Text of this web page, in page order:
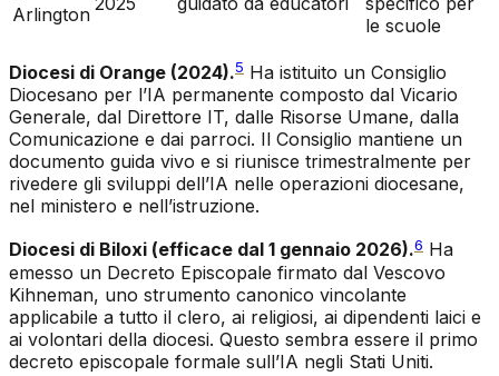
Arlington
le scuole
Diocesi di Orange (2024).5 Ha istituito un Consiglio
Diocesano per l’IA permanente composto dal Vicario
Generale, dal Direttore IT, dalle Risorse Umane, dalla
Comunicazione e dai parroci. Il Consiglio mantiene un
documento guida vivo e si riunisce trimestralmente per
rivedere gli sviluppi dell’IA nelle operazioni diocesane,
nel ministero e nell’istruzione.
Diocesi di Biloxi (efficace dal 1 gennaio 2026).6 Ha
emesso un Decreto Episcopale firmato dal Vescovo
Kihneman, uno strumento canonico vincolante
applicabile a tutto il clero, ai religiosi, ai dipendenti laici e
ai volontari della diocesi. Questo sembra essere il primo
decreto episcopale formale sull’IA negli Stati Uniti.